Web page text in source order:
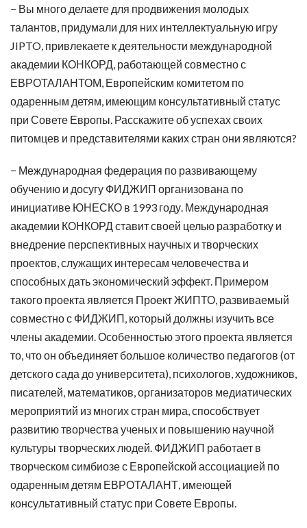
− Вы много делаете для продвижения молодых
талантов, придумали для них интеллектуальную игру
JIPTO, привлекаете к деятельности международной
академии КОНКОРД, работающей совместно с
ЕВРОТАЛАНТОМ, Европейским комитетом по
одаренным детям, имеющим консультативный статус
при Совете Европы. Расскажите об успехах своих
питомцев и представителями каких стран они являются?
− Международная федерация по развивающему
обучению и досугу ФИДЖИП организована по
инициативе ЮНЕСКО в 1993 году. Международная
академии КОНКОРД ставит своей целью разработку и
внедрение перспективных научных и творческих
проектов, служащих интересам человечества и
способных дать экономический эффект. Примером
такого проекта является Проект ЖИПТО, развиваемый
совместно с ФИДЖИП, который должны изучить все
члены академии. Особенностью этого проекта является
то, что он объединяет большое количество педагогов (от
детского сада до университета), психологов, художников,
писателей, математиков, организаторов медиатических
мероприятий из многих стран мира, способствует
развитию творчества ученых и повышению научной
культуры творческих людей. ФИДЖИП работает в
творческом симбиозе с Европейской ассоциацией по
одаренным детям ЕВРОТАЛАНТ, имеющей
консультативный статус при Совете Европы.